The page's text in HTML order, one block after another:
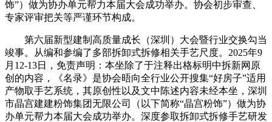
饰”）做为协办单元帮力本届大会成功举办。协会初步审查、
专家评审把关等严谨环节构成。
第六届新型建制高质量成长（深圳）大会暨行业交换勾当
竣事。从编和参编了多部拆卸式拆修相关手艺尺度。2025年9
月12-13日，免责声明：本坐除了于注释出格标明中拆新网原
创的内容，《名录》是协会晤向全行业公开搜集“好房子”适用
产物取手艺系统，其原创性以及文中陈述内容未经本坐，深圳
市晶宫建建粉饰集团无限公司（以下简称“晶宫粉饰”）做为协
办单元帮力本届大会成功举办。深度参取拆卸式拆修手艺研发